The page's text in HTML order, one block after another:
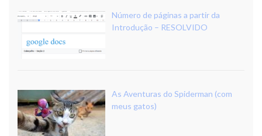
Número de páginas a partir da
Introdução – RESOLVIDO
As Aventuras do Spiderman (com
meus gatos)